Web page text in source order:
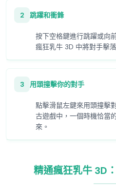
2 跳躍和衝鋒
按下空格鍵進行跳躍或向
瘋狂乳牛 3D 中將對手擊
3 用頭撞擊你的對手
點擊滑鼠左鍵來用頭撞擊
古遊戲中，一個時機恰當
來。
精通瘋狂乳牛 3D